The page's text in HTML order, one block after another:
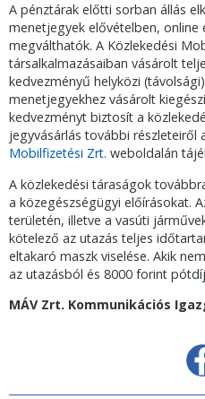
A pénztárak előtti sorban állás
menetjegyek elővételben, online
megválthatók. A Közlekedési
társalkalmazásaiban vásárolt
kedvezményű helyközi
menetjegyekhez vásárolt
kedvezményt biztosít a
jegyvásárlás további részleteiről
Mobilfizetési Zrt. weboldalán
A közlekedési táraságok
a közegészségügyi előírásokat.
területén, illetve a vasúti
kötelező az utazás teljes
eltakaró maszk viselése. Akik
az utazásból és 8000 forint
MÁV Zrt. Kommunikációs